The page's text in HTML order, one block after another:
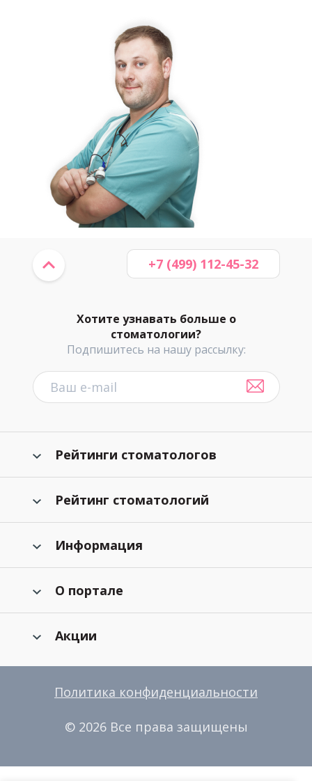
Хотите узнавать больше о
стоматологии?
Подпишитесь на нашу рассылку:
+7 (499) 112-45-32
Рейтинги стоматологов
Рейтинг стоматологий
Информация
О портале
Акции
Политика конфиденциальности
© 2026 Все права защищены